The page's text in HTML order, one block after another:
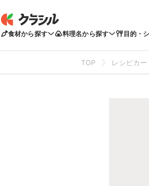
食材から探す 料理名から探す 目的・
TOP レシピカー